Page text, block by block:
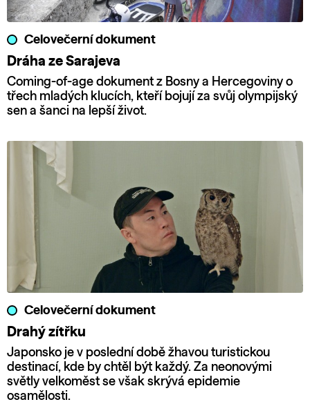
Celovečerní dokument
Dráha ze Sarajeva
Coming-of-age dokument z Bosny a Hercegoviny o
třech mladých klucích, kteří bojují za svůj olympijský
sen a šanci na lepší život.
Celovečerní dokument
Drahý zítřku
Japonsko je v poslední době žhavou turistickou
destinací, kde by chtěl být každý. Za neonovými
světly velkoměst se však skrývá epidemie
osamělosti.